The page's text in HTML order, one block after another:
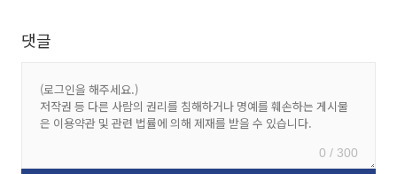
댓글
0 / 300